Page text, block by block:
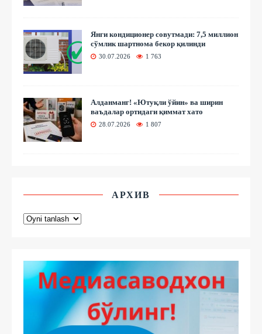
Янги кондиционер совутмади: 7,5 миллион
сўмлик шартнома бекор қилинди
30.07.2026 1 763
Алданманг! «Ютуқли ўйин» ва ширин
ваъдалар ортидаги қиммат хато
28.07.2026 1 807
АРХИВ